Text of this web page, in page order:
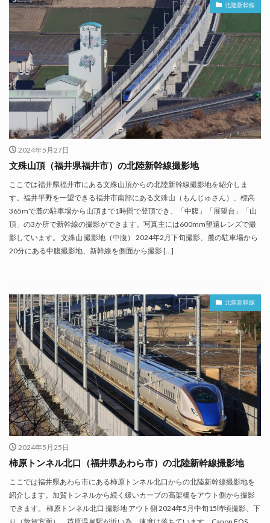
北陸新幹線
2024年5月27日
文殊山頂（福井県福井市）の北陸新幹線撮影地
ここでは福井県福井市にある文殊山頂からの北陸新幹線撮影地を紹介しま
す。福井平野を一望できる福井市南部にある文殊山（もんじゅさん）、標高
365mで麓の駐車場から山頂まで1時間で登頂でき、「中腹」「展望台」「山
頂」の3か所で新幹線の撮影ができます。写真主には600mm望遠レンズで撮
影しています。 文殊山 撮影地（中腹） 2024年2月下旬撮影、麓の駐車場から
20分にある中腹撮影地、新幹線を側面から撮影 […]
北陸新幹線
2024年5月25日
柿原トンネル北口（福井県あわら市）の北陸新幹線撮影地
ここでは福井県あわら市にある柿原トンネル北口からの北陸新幹線撮影地を
紹介します。加賀トンネルから続く緩いカーブの高架橋をアウト側から撮影
できます。 柿原トンネル北口 撮影地 アウト側 2024年5月中旬15時頃撮影、下